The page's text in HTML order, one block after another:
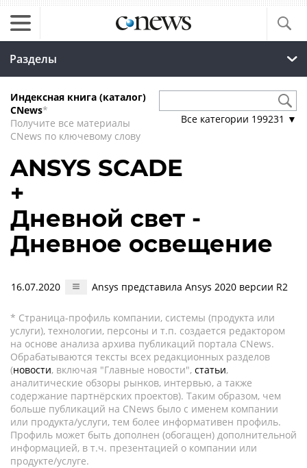
Разделы
Индексная книга (каталог)
CNews*
Получите все материалы
CNews по ключевому слову
Все категории 199231 ▼
ANSYS SCADE
+
Дневной свет -
Дневное освещение
16.07.2020 Ansys представила Ansys 2020 версии R2
* Страница-профиль компании, системы (продукта или
услуги), технологии, персоны и т.п. создается редактором
на основе анализа архива публикаций портала CNews.
Обрабатываются тексты всех редакционных разделов
(новости, включая "Главные новости", статьи,
аналитические обзоры рынков, интервью, а также
содержание партнёрских проектов). Таким образом, чем
больше публикаций на CNews было с именем компании
или продукта/услуги, тем более информативен профиль.
Профиль может быть дополнен (обогащен) дополнительной
информацией, в т.ч. презентацией о компании или
продукте/услуге.